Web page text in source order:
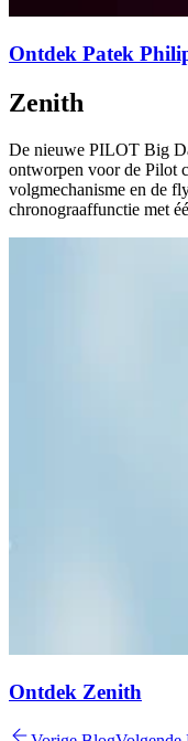
Ontdek Patek
Zenith
De nieuwe PILOT Big
ontworpen voor de Pilot
volgmechanisme en de
chronograaffunctie met
Ontdek Zenith